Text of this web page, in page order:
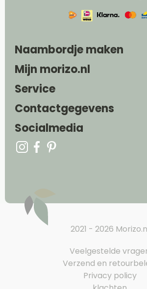
Naambordje maken
Mijn morizo.nl
Service
Contactgegevens
Socialmedia
2021 - 2026
Veelgestelde
Verzend en
Privacy policy